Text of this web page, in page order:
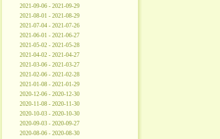
2021-09-06 - 2021-09-29
2021-08-01 - 2021-08-29
2021-07-04 - 2021-07-26
2021-06-01 - 2021-06-27
2021-05-02 - 2021-05-28
2021-04-02 - 2021-04-27
2021-03-06 - 2021-03-27
2021-02-06 - 2021-02-28
2021-01-08 - 2021-01-29
2020-12-06 - 2020-12-30
2020-11-08 - 2020-11-30
2020-10-03 - 2020-10-30
2020-09-03 - 2020-09-27
2020-08-06 - 2020-08-30